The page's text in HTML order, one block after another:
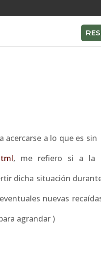
acercarse a lo que es
, me refiero si a la
dicha situación
nuevas
agrandar )